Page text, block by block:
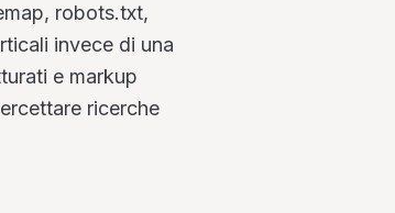
robots.txt,
invece di una
e markup
ricerche